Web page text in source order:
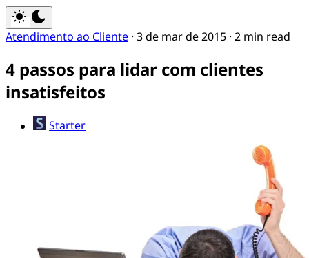
Atendimento ao Cliente · 3 de mar de 2015 · 2 min read
4 passos para lidar com clientes
insatisfeitos
Starter